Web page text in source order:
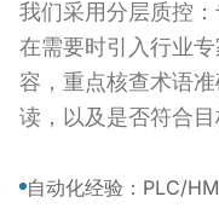
我们采用分层质控
在需要时引入行业
容，重点核查术语
读，以及是否符合目
自动化经验：PLC/